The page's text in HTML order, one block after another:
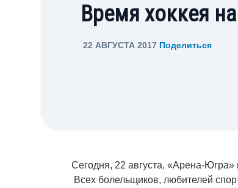
Время хоккея
22 АВГУСТА 2017 Поделиться
Сегодня, 22 августа, «Арена-Югра»
Всех болельщиков, любителей